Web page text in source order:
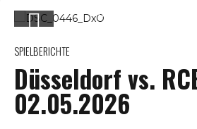
SPIELBERICHTE
Düsseldorf vs.
02.05.2026